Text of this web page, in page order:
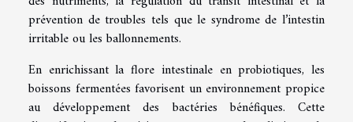
prévention de troubles tels que le syndrome de l’intestin
irritable ou les ballonnements.
En enrichissant la flore intestinale en probiotiques, les
boissons fermentées favorisent un environnement propice
au développement des bactéries bénéfiques. Cette